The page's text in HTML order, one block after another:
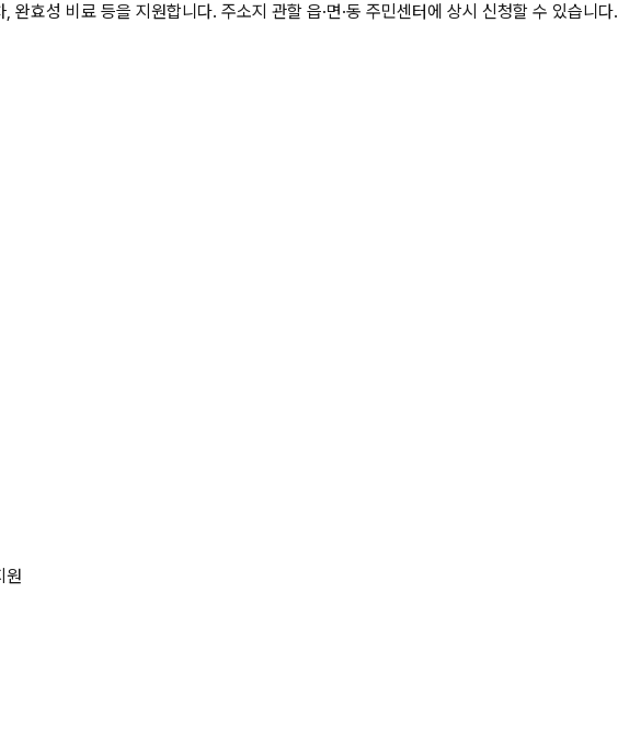
효성 비료 등을 지원합니다. 주소지 관할 읍·면·동 주민센터에 상시 신청할 수 있습니다.
원